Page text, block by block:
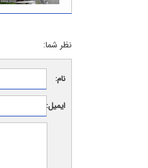
نظر شما:
نام:
ایمیل: